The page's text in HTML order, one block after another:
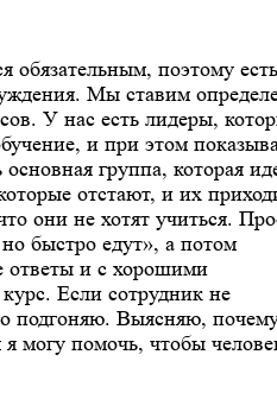
обязательным, поэтому есть
Мы ставим
У нас есть лидеры,
и при этом
группа, которая
отстают, и их
они не хотят учиться.
быстро едут», а потом
ответы и с хорошими
Если сотрудник не
подгоняю. Выясняю,
могу помочь, чтобы